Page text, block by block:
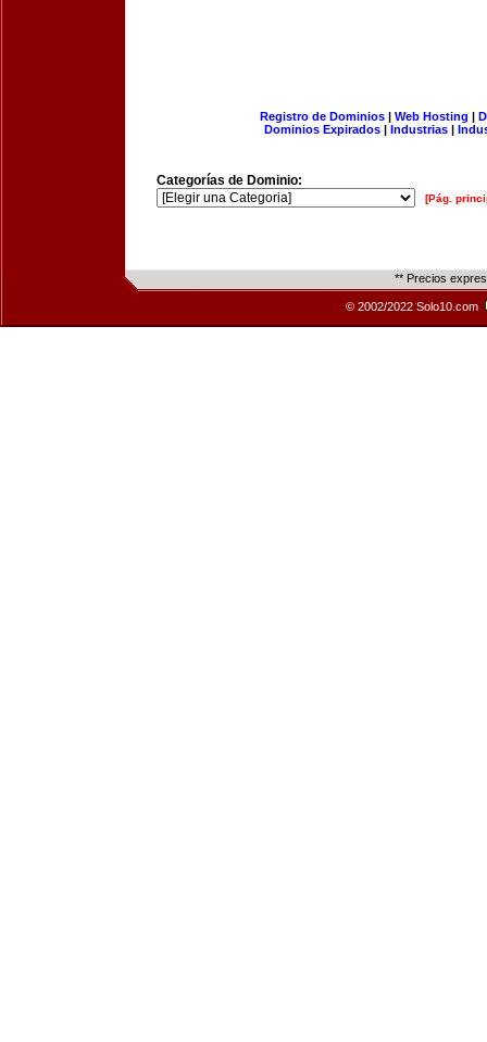
Registro de Dominios| Web Hosting |
Dominios Expirados | Industrias |
Categorías de Dominio:
[Pág.
** Precios
© 2002/2022 Solo10.com